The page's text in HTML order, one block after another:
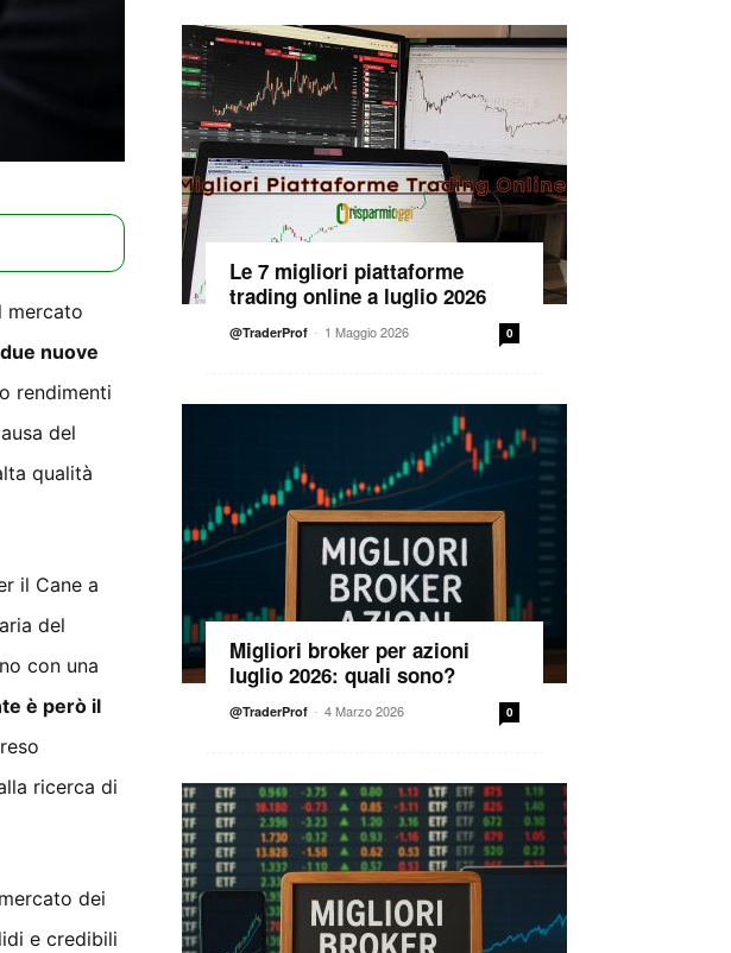
mercato
due nuove
rendimenti
del
qualità
il Cane a
del
con una
è però il
ricerca di
dei
e credibili
Le 7 migliori piattaforme
trading online a luglio 2026
@TraderProf - 1 Maggio 2026 0
Migliori broker per azioni
luglio 2026: quali sono?
@TraderProf - 4 Marzo 2026 0